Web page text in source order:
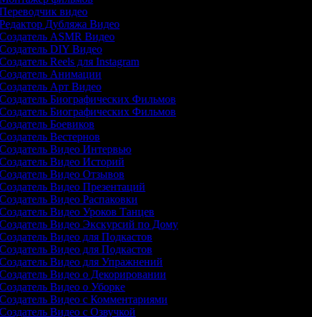
видео
Дубляжа Видео
ASMR Видео
DIY Видео
Reels для Instagram
Анимации
Арт Видео
Биографических Фильмов
Биографических Фильмов
Боевиков
Вестернов
Видео Интервью
Видео Историй
Видео Отзывов
Видео Презентаций
Видео Распаковки
Видео Уроков Танцев
Видео Экскурсий по Дому
Видео для Подкастов
Видео для Подкастов
Видео для Упражнений
Видео о Декорировании
Видео о Уборке
Видео с Комментариями
Видео с Озвучкой